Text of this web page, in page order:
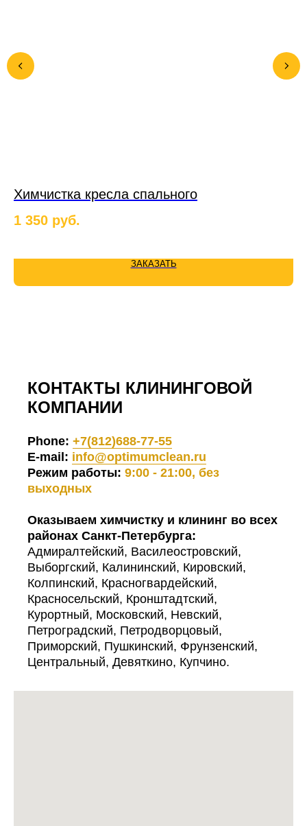
Химчистка кресла спального
1 350 руб.
ЗАКАЗАТЬ
КОНТАКТЫ КЛИНИНГОВОЙ
КОМПАНИИ
Phone: +7(812)688-77-55
E-mail: info@optimumclean.ru
Режим работы: 9:00 - 21:00, без
выходных
Оказываем химчистку и клининг во всех
районах Санкт-Петербурга:
Адмиралтейский, Василеостровский,
Выборгский, Калининский, Кировский,
Колпинский, Красногвардейский,
Красносельский, Кронштадтский,
Курортный, Московский, Невский,
Петроградский, Петродворцовый,
Приморский, Пушкинский, Фрунзенский,
Центральный, Девяткино, Купчино.